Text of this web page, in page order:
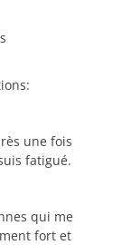
une fois
fatigué.
qui me
fort et